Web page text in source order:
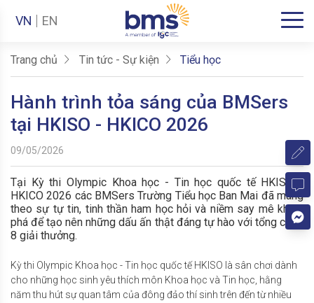
VN EN
Trang chủ Tin tức - Sự kiện Tiểu học
Hành trình tỏa sáng của BMSers
tại HKISO - HKICO 2026
09/05/2026
Tại Kỳ thi Olympic Khoa học - Tin học quốc tế HKISO -
HKICO 2026 các BMSers Trường Tiểu học Ban Mai đã mang
theo sự tự tin, tinh thần ham học hỏi và niềm say mê khám
phá để tạo nên những dấu ấn thật đáng tự hào với tổng cộng
8 giải thưởng.
Kỳ thi Olympic Khoa học - Tin học quốc tế HKISO là sân chơi dành
cho những học sinh yêu thích môn Khoa học và Tin học, hằng
năm thu hút sự quan tâm của đông đảo thí sinh trên đến từ nhiều